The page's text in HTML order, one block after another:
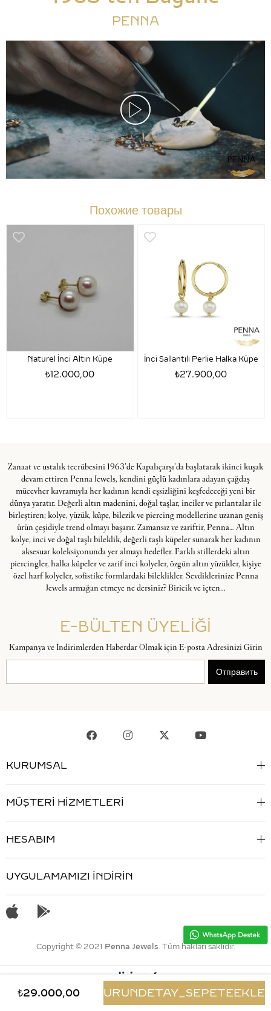
PENNA
Похожие товары
Naturel İnci Altın Küpe
₺12.000,00
İnci Sallantılı Perlie Halka Küpe
₺27.900,00
Zanaat ve ustalık tecrübesini 1963’de Kapalıçarşı’da başlatarak ikinci kuşak
devam ettiren Penna Jewels, kendini güçlü kadınlara adayan çağdaş
mücevher kavramıyla her kadının kendi eşsizliğini keşfedeceği yeni bir
dünya yaratır. Değerli altın madenini, doğal taşlar, inciler ve pırlantalar ile
birleştiren; kolye, yüzük, küpe, bilezik ve piercing modellerine uzanan geniş
ürün çeşidiyle trend olmayı başarır. Zamansız ve zariftir, Penna… Altın
kolye, inci ve doğal taşlı bileklik, değerli taşlı küpeler sunarak her kadının
aksesuar koleksiyonunda yer almayı hedefler. Farklı stillerdeki altın
piercingler, halka küpeler ve zarif inci kolyeler, özgün altın yüzükler, kişiye
özel harf kolyeler, sofistike formlardaki bileklikler. Sevdiklerinize Penna
Jewels armağan etmeye ne dersiniz? Biricik ve içten...
E-BÜLTEN ÜYELİĞİ
Kampanya ve İndirimlerden Haberdar Olmak için E-posta Adresinizi Girin
Отправить
KURUMSAL
MÜŞTERİ HİZMETLERİ
HESABIM
UYGULAMAMIZI İNDİRİN
Copyright © 2021 Penna Jewels. Tüm hakları saklıdır.
₺29.000,00